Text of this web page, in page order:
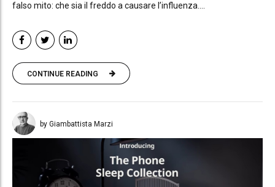
falso mito: che sia il freddo a causare l’influenza....
CONTINUE READING
by Giambattista Marzi